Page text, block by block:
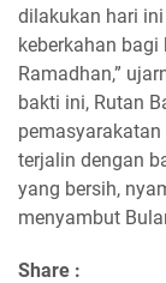
dilakukan hari
keberkahan
Ramadhan,”
bakti ini, Rutan
terjalin dengan
yang bersih,
menyambut
Share :